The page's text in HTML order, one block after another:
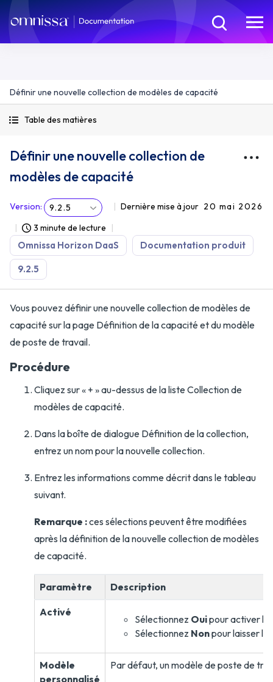
Définir une nouvelle collection de modèles de capacité
Table des matières
Définir une nouvelle collection de
modèles de capacité
Version: 9.2.5 Dernière mise à jour 20 mai 2026
3 minute de lecture
Omnissa Horizon DaaS Documentation produit
9.2.5
Vous pouvez définir une nouvelle collection de modèles de
capacité sur la page Définition de la capacité et du modèle
de poste de travail.
Procédure
Cliquez sur « + » au-dessus de la liste Collection de
modèles de capacité.
Dans la boîte de dialogue Définition de la collection,
entrez un nom pour la nouvelle collection.
Entrez les informations comme décrit dans le tableau
suivant.
Remarque :ces sélections peuvent être modifiées
après la définition de la nouvelle collection de modèles
de capacité.
Paramètre Description
Activé
Sélectionnez Ouipour activer la
Sélectionnez Nonpour laisser
Modèle
personnalisé
Par défaut, un modèle de poste de